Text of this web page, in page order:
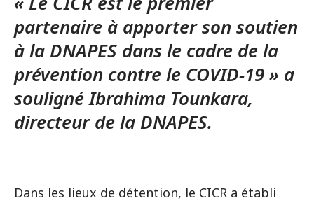
partenaire à apporter son soutien
à la DNAPES dans le cadre de la
prévention contre le COVID-19 » a
souligné Ibrahima Tounkara,
directeur de la DNAPES.
Dans les lieux de détention, le CICR a établi